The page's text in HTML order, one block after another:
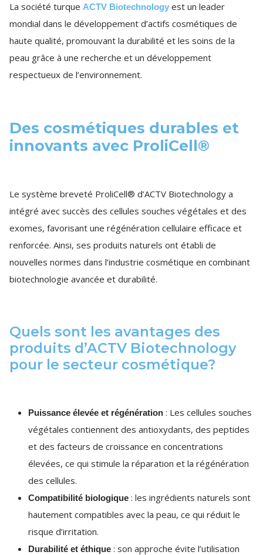
La société turque ACTV Biotechnology est un leader
mondial dans le développement d’actifs cosmétiques de
haute qualité, promouvant la durabilité et les soins de la
peau grâce à une recherche et un développement
respectueux de l’environnement.
Des cosmétiques durables et
innovants avec ProliCell®
Le système breveté ProliCell® d’ACTV Biotechnology a
intégré avec succès des cellules souches végétales et des
exomes, favorisant une régénération cellulaire efficace et
renforcée. Ainsi, ses produits naturels ont établi de
nouvelles normes dans l’industrie cosmétique en combinant
biotechnologie avancée et durabilité.
Quels sont les avantages des
produits d’ACTV Biotechnology
pour le secteur cosmétique?
Puissance élevée et régénération : Les cellules souches
végétales contiennent des antioxydants, des peptides
et des facteurs de croissance en concentrations
élevées, ce qui stimule la réparation et la régénération
des cellules.
Compatibilité biologique : les ingrédients naturels sont
hautement compatibles avec la peau, ce qui réduit le
risque d’irritation.
Durabilité et éthique : son approche évite l’utilisation